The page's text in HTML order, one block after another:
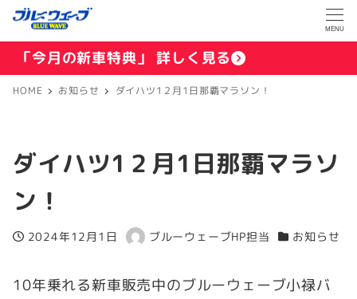
MENU
「今月の新車特典」 詳しく見る
HOME お知らせ ダイハツ1２月1日那覇マラソン！
ダイハツ1２月1日那覇マラソ
ン！
投稿日
2024年12月1日
著
ブルーウェーブHP担当
カテゴリー
お知らせ
10年乗れる新車販売中のブルーウェーブ小禄バ